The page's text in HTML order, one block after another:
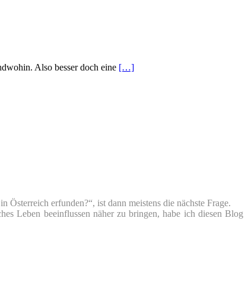
Also besser doch eine […]
erfunden?“, ist dann meistens die nächste Frage.
Leben beeinflussen näher zu bringen, habe ich diesen Blog